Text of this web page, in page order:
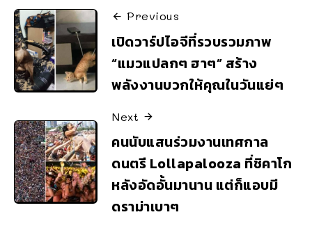
Previous
เปิดวาร์ปไอจีที่รวบรวมภาพ
“แมวแปลกๆ ฮาๆ” สร้าง
พลังงานบวกให้คุณในวันแย่ๆ
Next
คนนับแสนร่วมงานเทศกาล
ดนตรี Lollapalooza ที่ชิคาโก
หลังอัดอั้นมานาน แต่ก็แอบมี
ดราม่าเบาๆ